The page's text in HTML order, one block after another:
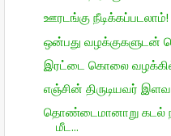
ஊரடங்கு
ஒன்பது வழக்குகளுடன்
இரட்டை கொலை வழக்கில்
எஞ்சின் திருடியவர்
தொண்டைமானாறு கடல்
மீட...